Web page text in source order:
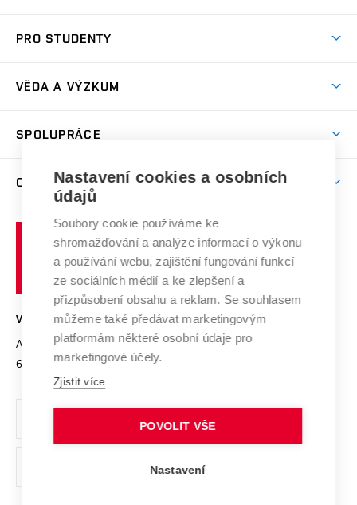
Koleje
Sport na VUT
Brno
Dny otevřených dveří
Celoživotní vzdělávání
E-přihláška
PRO STUDENTY
Harmonogram akademického roku
Závěrečné práce
Doktorské studium
Zpracování osobních údajů studentů
Sociální bezpečí
Studium bez bariér
Podpora podnikání
VĚDA A VÝZKUM
Mezinárodní vědecká rada
Systém zajišťování kvality výzkumu
Výzkumné infrastruktury
Transfer znalostí
Open Science
Projekty
Projekty ze strukturálních fondů
Specifický výzkum
SPOLUPRÁCE
Zahraniční spolupráce
Spolupráce se školami
Služby univerzity
Mezinárodní dohody
Univerzitní sítě
O UNIVERZITĚ
Profil univerzity
Udržitelná univerzita
Podnikavá univerzita / ContriBUTe
Bezpečná univerzita
Vyznamenání
Organizační struktura
Ochrana osobních údajů
odkaz)
učení
technické
VYSOKÉ UČENÍ TECHNICKÉ V BRNĚ
Antonínská 548/1
602 00 Brno
www.vut.cz
vut@vutbr.cz
Nastavení cookies a osobních
údajů
Soubory cookie používáme ke
shromažďování a analýze informací o výkonu
a používání webu, zajištění fungování funkcí
ze sociálních médií a ke zlepšení a
přizpůsobení obsahu a reklam. Se souhlasem
můžeme také předávat marketingovým
platformám některé osobní údaje pro
marketingové účely.
Zjistit více
POVOLIT VŠE
Nastavení